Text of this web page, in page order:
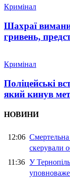
Кримінал
Шахраї
гривень,
Кримінал
Поліцейські
який кинув
НОВИНИ
12:06
скерували
11:36 У